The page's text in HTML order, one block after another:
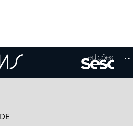
movimento integralista de Plínio Salgado
Getúlio...